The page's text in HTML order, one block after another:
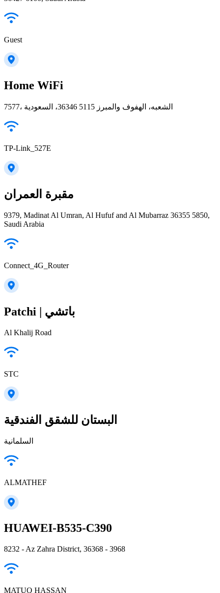
Guest
Home WiFi
7577، الشعبه، الهفوف والمبرز 36346 5115، السعودية
TP-Link_527E
مقبرة العمران
9379, Madinat Al Umran, Al Hufuf and Al Mubarraz 36355 5850,
Saudi Arabia
Connect_4G_Router
Patchi | باتشي
Al Khalij Road
STC
البستان للشقق الفندقية
السلمانية
ALMATHEF
HUAWEI-B535-C390
8232 - Az Zahra District, 36368 - 3968
MATUQ HASSAN